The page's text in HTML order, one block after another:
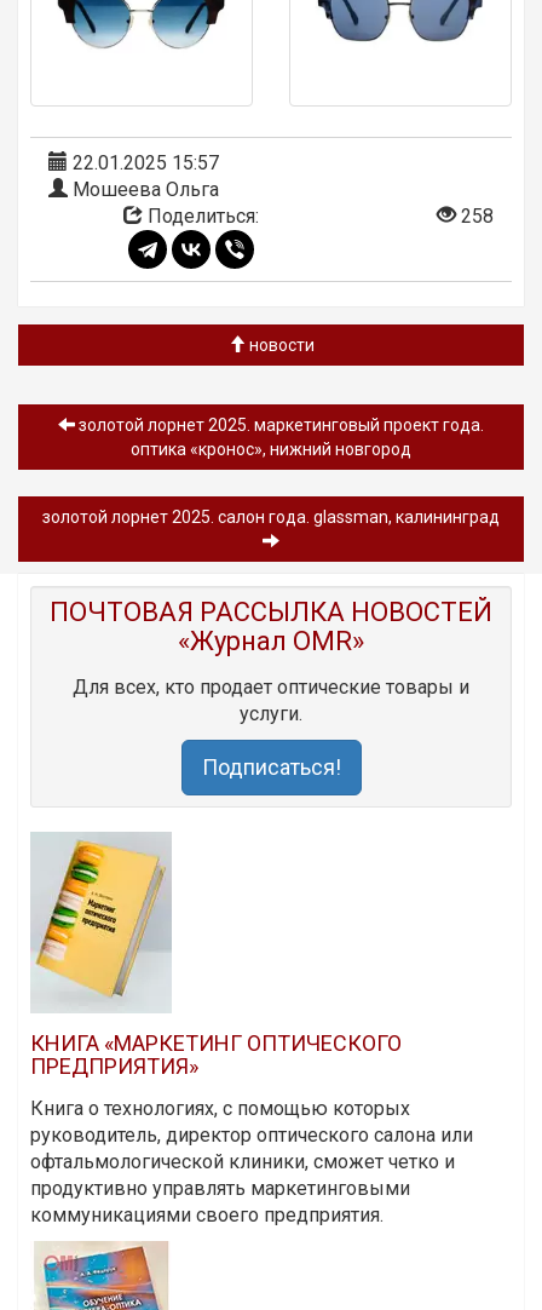
22.01.2025 15:57
Мошеева Ольга
Поделиться:
258
новости
золотой лорнет 2025. маркетинговый проект года.
оптика «кронос», нижний новгород
золотой лорнет 2025. салон года. glassman, калининград
ПОЧТОВАЯ РАССЫЛКА НОВОСТЕЙ
«Журнал OMR»
Для всех, кто продает оптические товары и
услуги.
Подписаться!
КНИГА «МАРКЕТИНГ ОПТИЧЕСКОГО
ПРЕДПРИЯТИЯ»
Книга о технологиях, с помощью которых
руководитель, директор оптического салона или
офтальмологической клиники, сможет четко и
продуктивно управлять маркетинговыми
коммуникациями своего предприятия.